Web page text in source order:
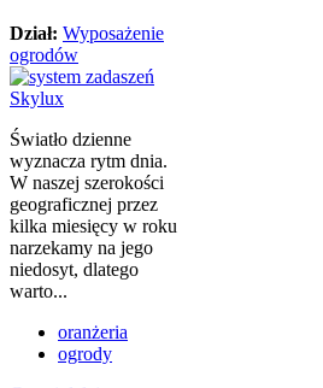
Dział: Wyposażenie
ogrodów
Światło dzienne
wyznacza rytm dnia.
W naszej szerokości
geograficznej przez
kilka miesięcy w roku
narzekamy na jego
niedosyt, dlatego
warto...
oranżeria
ogrody